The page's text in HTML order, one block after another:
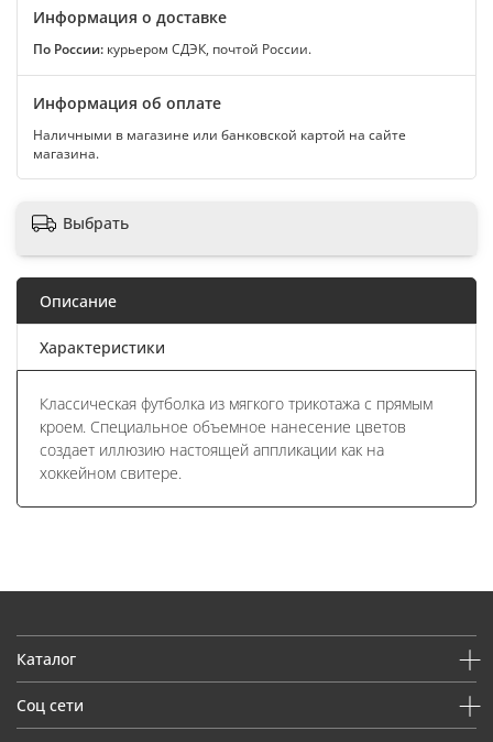
Информация о доставке
По России: курьером СДЭК, почтой России.
Информация об оплате
Наличными в магазине или банковской картой на сайте
магазина.
Выбрать
Описание
Характеристики
Классическая футболка из мягкого трикотажа с прямым
кроем. Специальное объемное нанесение цветов
создает иллюзию настоящей аппликации как на
хоккейном свитере.
Каталог
Соц сети